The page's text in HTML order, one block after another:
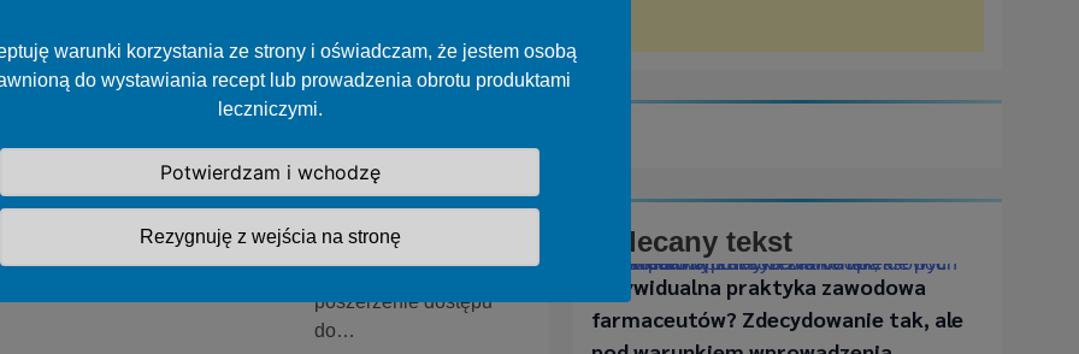
warunki korzystania ze strony i oświadczam, że jestem osobą
do wystawiania recept lub prowadzenia obrotu produktami
leczniczymi.
Potwierdzam i wchodzę
Rezygnuję z wejścia na stronę
życie
12 stycznia weszło w
dotyczące oceny
technologii medycznych.
Ma ono na celu
przyspieszenie i
poszerzenie dostępu
do…
Polecany tekst
Indywidualna praktyka zawodowa farmaceutów? Zdecydowanie tak, ale pod warunkiem wprowadzenia kompleksowych zmian prawnych
Indywidualna praktyka zawodowa
farmaceutów? Zdecydowanie tak, ale